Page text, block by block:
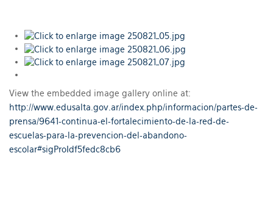
View the embedded image gallery online at:
http://www.edusalta.gov.ar/index.php/informacion/partes-de-
prensa/9641-continua-el-fortalecimiento-de-la-red-de-
escuelas-para-la-prevencion-del-abandono-
escolar#sigProIdf5fedc8cb6